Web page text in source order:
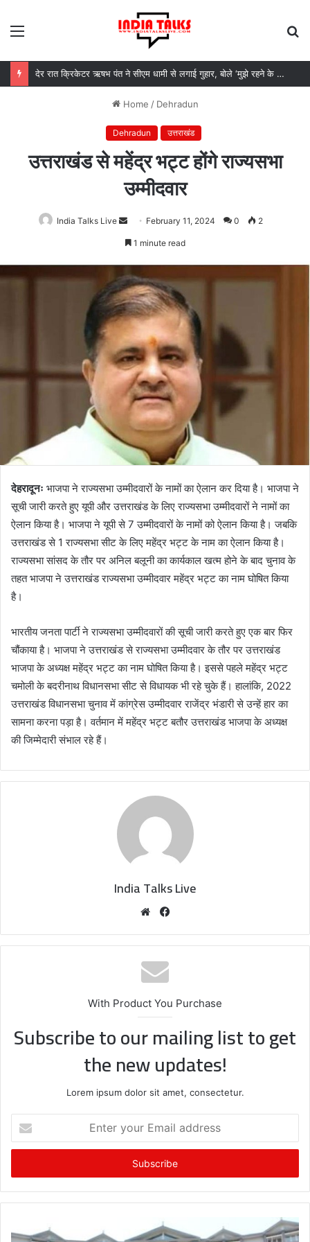
देर रात क्रिकेटर ऋषभ पंत ने सीएम धामी से लगाई गुहार, बोले ‘मुझे रहने के लिए जगह नहीं मिल रही’
Home / Dehradun
Dehradun उत्तराखंड
उत्तराखंड से महेंद्र भट्ट होंगे राज्यसभा
उम्मीदवार
India Talks Live
Send
an
February 11, 2024 0 2
1 minute read
देहरादूनः भाजपा ने राज्यसभा उम्मीदवारों के नामों का ऐलान कर दिया है। भाजपा ने
सूची जारी करते हुए यूपी और उत्तराखंड के लिए राज्यसभा उम्मीदवारों ने नामों का
ऐलान किया है। भाजपा ने यूपी से 7 उम्मीदवारों के नामों को ऐलान किया है। जबकि
उत्तराखंड से 1 राज्यसभा सीट के लिए महेंद्र भट्ट के नाम का ऐलान किया है।
राज्यसभा सांसद के तौर पर अनिल बलूनी का कार्यकाल खत्म होने के बाद चुनाव के
तहत भाजपा ने उत्तराखंड राज्यसभा उम्मीदवार महेंद्र भट्ट का नाम घोषित किया
है।
भारतीय जनता पार्टी ने राज्यसभा उम्मीदवारों की सूची जारी करते हुए एक बार फिर
चौंकाया है। भाजपा ने उत्तराखंड से राज्यसभा उम्मीदवार के तौर पर उत्तराखंड
भाजपा के अध्यक्ष महेंद्र भट्ट का नाम घोषित किया है। इससे पहले महेंद्र भट्ट
चमोली के बदरीनाथ विधानसभा सीट से विधायक भी रहे चुके हैं। हालांकि, 2022
उत्तराखंड विधानसभा चुनाव में कांग्रेस उम्मीदवार राजेंद्र भंडारी से उन्हें हार का
सामना करना पड़ा है। वर्तमान में महेंद्र भट्ट बतौर उत्तराखंड भाजपा के अध्यक्ष
की जिम्मेदारी संभाल रहे हैं।
India Talks Live
We
te
bo
With Product You Purchase
Subscribe to our mailing list to get
the new updates!
Lorem ipsum dolor sit amet, consectetur.
t
r
y
r